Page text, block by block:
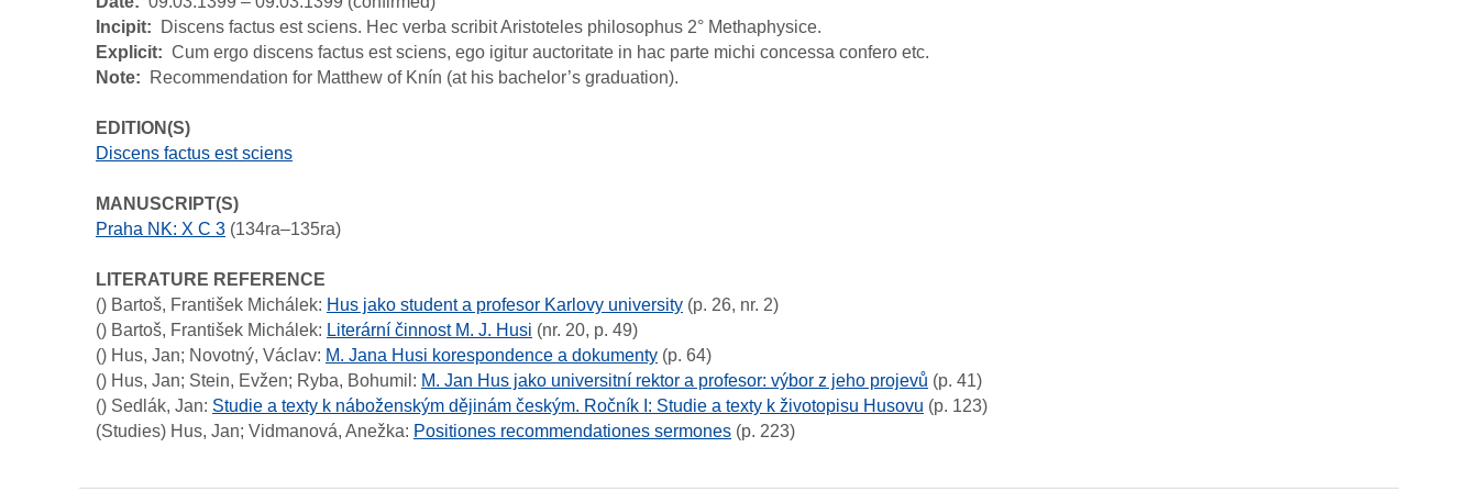
Incipit
Discens factus est sciens. Hec verba scribit Aristoteles philosophus 2° Methaphysice.
Explicit
Cum ergo discens factus est sciens, ego igitur auctoritate in hac parte michi concessa confero etc.
Note
Recommendation for Matthew of Knín (at his bachelor’s graduation).
EDITION(S)
Discens factus est sciens
MANUSCRIPT(S)
Praha NK: X C 3 (134ra–135ra)
LITERATURE REFERENCE
() Bartoš, František Michálek: Hus jako student a profesor Karlovy university (p. 26, nr. 2)
() Bartoš, František Michálek: Literární činnost M. J. Husi (nr. 20, p. 49)
() Hus, Jan; Novotný, Václav: M. Jana Husi korespondence a dokumenty (p. 64)
() Hus, Jan; Stein, Evžen; Ryba, Bohumil : M. Jan Hus jako universitní rektor a profesor: výbor z jeho projevů (p. 41)
() Sedlák, Jan: Studie a texty k náboženským dějinám českým. Ročník I: Studie a texty k životopisu Husovu (p. 123)
(Studies) Hus, Jan; Vidmanová, Anežka: Positiones recommendationes sermones (p. 223)